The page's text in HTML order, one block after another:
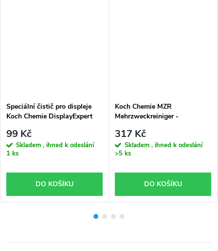
Speciální čistič pro displeje
Koch Chemie DisplayExpert
99 Kč
Skladem , ihned k odeslání
1 ks
DO KOŠÍKU
Koch Chemie MZR
Mehrzweckreiniger -
(1000ml)
317 Kč
Skladem , ihned k odeslání
>5 ks
DO KOŠÍKU